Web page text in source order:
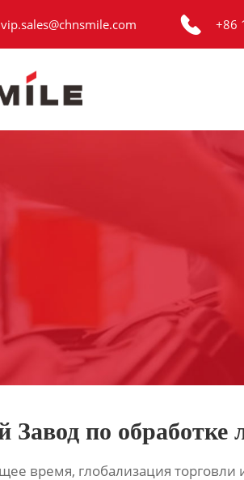
vip.sales@chnsmile.com  +86
Завод по обработке
время, глобализация